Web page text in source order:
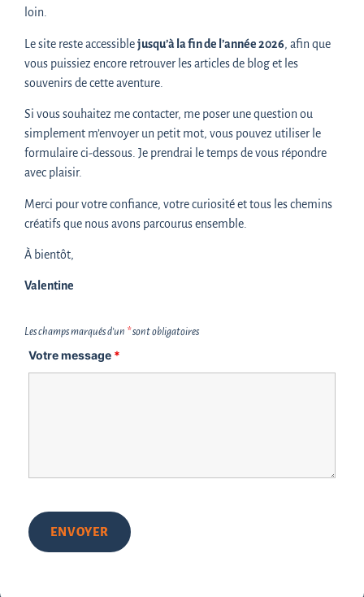
Vous n’êtes pas plus inspiré·e que ça ? Vous pouvez (re)lire
l’été dans un carnetpour vous aider à démarrer !
Laissez-vous guider…
Toujours bloqué·e ? Il peut arriver qu’à certaines périodes,
ces conseils soient insuffisants pour vous insuffler l’élan
nécessaire pour vous exprimer dans un carnet.
Je ne peux alors que vous inviter à suivre, à tester, à
Newsletter du samedi matin
Les accompagnements individuels apportent de
sources d’explorations pour l’été
loin.
Le site reste accessiblejusqu’à la fin de l’année 2026, afin que
vous puissiez encore retrouver les articles de blog et les
souvenirs de cette aventure.
Si vous souhaitez me contacter, me poser une question ou
simplement m’envoyer un petit mot, vous pouvez utiliser le
formulaire ci-dessous. Je prendrai le temps de vous répondre
avec plaisir.
Merci pour votre confiance, votre curiosité et tous les chemins
créatifs que nous avons parcourus ensemble.
À bientôt,
Valentine
Les champs marqués d’un *sont obligatoires
Votre message *